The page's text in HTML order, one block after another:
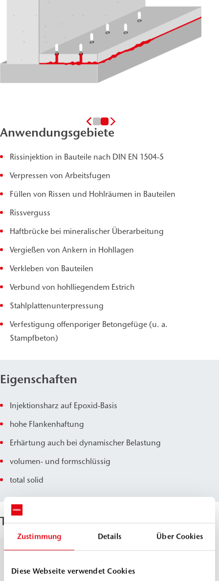
Zustimmung Details Über Cookies
Diese Webseite verwendet Cookies
Anwendungsgebiete
Rissinjektion in Bauteile nach DIN EN 1504-5
Verpressen von Arbeitsfugen
Füllen von Rissen und Hohlräumen in Bauteilen
Rissverguss
Haftbrücke bei mineralischer Überarbeitung
Vergießen von Ankern in Hohllagen
Verkleben von Bauteilen
Verbund von hohlliegendem Estrich
Stahlplattenunterpressung
Verfestigung offenporiger Betongefüge (u. a.
Stampfbeton)
Eigenschaften
Injektionsharz auf Epoxid-Basis
hohe Flankenhaftung
Erhärtung auch bei dynamischer Belastung
volumen- und formschlüssig
total solid
Technische Parameter
DIN ISO 2811